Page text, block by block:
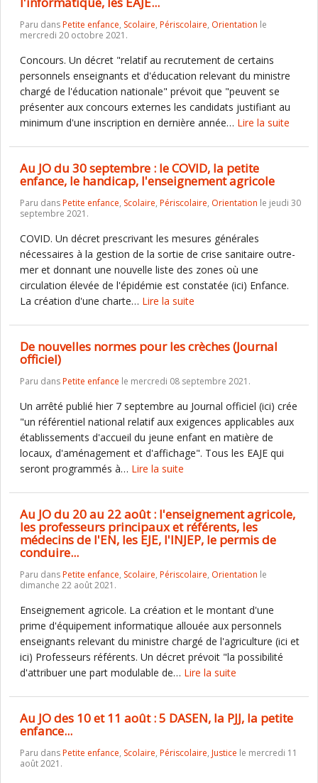
Paru dansPetite enfance, Scolaire, Périscolaire, Orientation le
mercredi 20 octobre 2021.
Concours. Un décret "relatif au recrutement de certains
personnels enseignants et d'éducation relevant du ministre
chargé de l'éducation nationale" prévoit que "peuvent se
présenter aux concours externes les candidats justifiant au
minimum d'une inscription en dernière année… Lire la suite
Au JO du 30 septembre : le COVID, la petite
enfance, le handicap, l'enseignement agricole
Paru dansPetite enfance, Scolaire, Périscolaire, Orientation le jeudi 30
septembre 2021.
COVID. Un décret prescrivant les mesures générales
nécessaires à la gestion de la sortie de crise sanitaire outre-
mer et donnant une nouvelle liste des zones où une
circulation élevée de l'épidémie est constatée (ici) Enfance.
La création d'une charte… Lire la suite
De nouvelles normes pour les crèches (Journal
officiel)
Paru dansPetite enfance le mercredi 08 septembre 2021.
Un arrêté publié hier 7 septembre au Journal officiel (ici) crée
"un référentiel national relatif aux exigences applicables aux
établissements d'accueil du jeune enfant en matière de
locaux, d'aménagement et d'affichage". Tous les EAJE qui
seront programmés à… Lire la suite
Au JO du 20 au 22 août : l'enseignement agricole,
les professeurs principaux et référents, les
médecins de l'EN, les EJE, l'INJEP, le permis de
conduire...
Paru dansPetite enfance, Scolaire, Périscolaire, Orientation le
dimanche 22 août 2021.
Enseignement agricole. La création et le montant d'une
prime d'équipement informatique allouée aux personnels
enseignants relevant du ministre chargé de l'agriculture (ici et
ici) Professeurs référents. Un décret prévoit "la possibilité
d'attribuer une part modulable de… Lire la suite
Au JO des 10 et 11 août : 5 DASEN, la PJJ, la petite
enfance...
Paru dansPetite enfance, Scolaire, Périscolaire, Justice le mercredi 11
août 2021.